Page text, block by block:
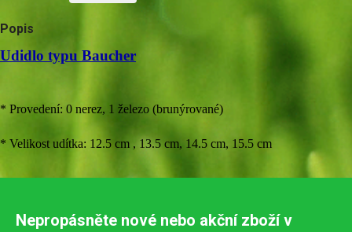
Popis
Udidlo typu Baucher
* Provedení: 0 nerez, 1 železo (brunýrované)
* Velikost udítka: 12.5 cm , 13.5 cm, 14.5 cm, 15.5 cm
Nepropásněte nové nebo akční zboží v